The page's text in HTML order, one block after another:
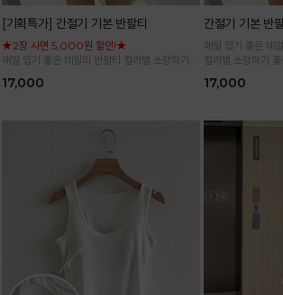
[기획특가] 간절기 기본 반팔티
★2장 사면 5,000원 할인!★
매일 입기 좋은 데일리 반팔티 컬러별 소장하기
17,000
간절기 기본 반
매일 입기 좋은 데일
컬러별 소장하기
17,000